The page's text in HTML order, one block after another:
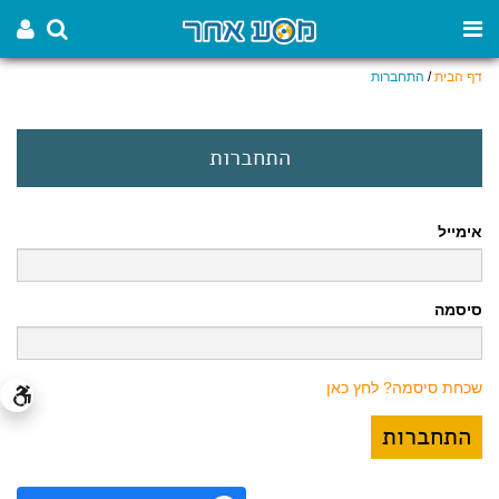
דף הבית/ התחברות
התחברות
אימייל
סיסמה
שכחת סיסמה? לחץ כאן